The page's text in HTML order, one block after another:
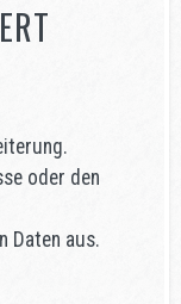
oder den
Daten aus.